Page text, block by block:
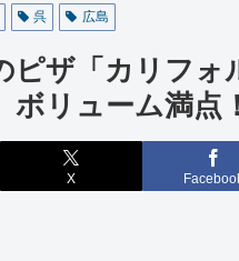
呉 広島
ピザ「カリフォ
ボリューム満点
X